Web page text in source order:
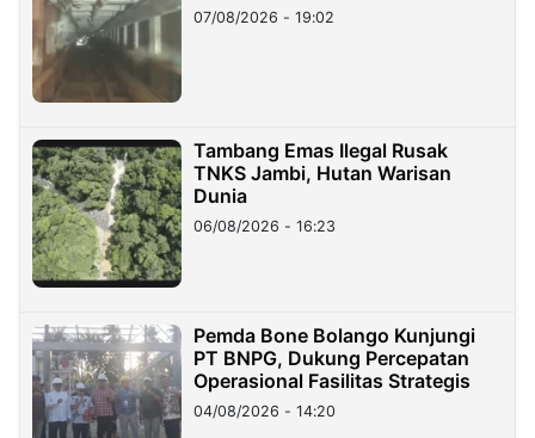
07/08/2026 - 19:02
Tambang Emas Ilegal Rusak
TNKS Jambi, Hutan Warisan
Dunia
06/08/2026 - 16:23
Pemda Bone Bolango Kunjungi
PT BNPG, Dukung Percepatan
Operasional Fasilitas Strategis
04/08/2026 - 14:20